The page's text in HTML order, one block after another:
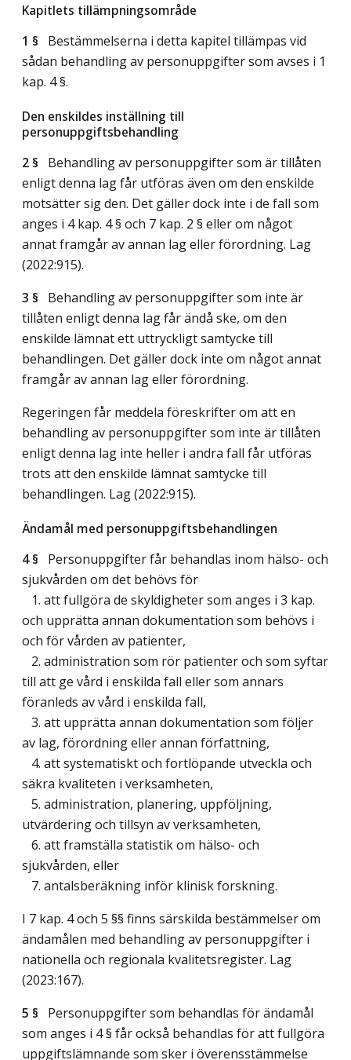
Kapitlets tillämpningsområde
1 § Bestämmelserna i detta kapitel tillämpas vid
sådan behandling av personuppgifter som avses i 1
kap. 4 §.
Den enskildes inställning till
personuppgiftsbehandling
2 § Behandling av personuppgifter som är tillåten
enligt denna lag får utföras även om den enskilde
motsätter sig den. Det gäller dock inte i de fall som
anges i 4 kap. 4 § och 7 kap. 2 § eller om något
annat framgår av annan lag eller förordning. Lag
(2022:915).
3 § Behandling av personuppgifter som inte är
tillåten enligt denna lag får ändå ske, om den
enskilde lämnat ett uttryckligt samtycke till
behandlingen. Det gäller dock inte om något annat
framgår av annan lag eller förordning.
Regeringen får meddela föreskrifter om att en
behandling av personuppgifter som inte är tillåten
enligt denna lag inte heller i andra fall får utföras
trots att den enskilde lämnat samtycke till
behandlingen. Lag (2022:915).
Ändamål med personuppgiftsbehandlingen
4 § Personuppgifter får behandlas inom hälso- och
sjukvården om det behövs för
1. att fullgöra de skyldigheter som anges i 3 kap.
och upprätta annan dokumentation som behövs i
och för vården av patienter,
2. administration som rör patienter och som syftar
till att ge vård i enskilda fall eller som annars
föranleds av vård i enskilda fall,
3. att upprätta annan dokumentation som följer
av lag, förordning eller annan författning,
4. att systematiskt och fortlöpande utveckla och
säkra kvaliteten i verksamheten,
5. administration, planering, uppföljning,
utvärdering och tillsyn av verksamheten,
6. att framställa statistik om hälso- och
sjukvården, eller
7. antalsberäkning inför klinisk forskning.
I 7 kap. 4 och 5 §§ finns särskilda bestämmelser om
ändamålen med behandling av personuppgifter i
nationella och regionala kvalitetsregister. Lag
(2023:167).
5 § Personuppgifter som behandlas för ändamål
som anges i 4 § får också behandlas för att fullgöra
uppgiftslämnande som sker i överensstämmelse